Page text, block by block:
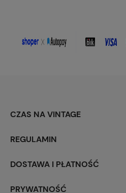
CZAS NA VINTAGE
REGULAMIN
DOSTAWA I PŁATNOŚĆ
PRYWATNOŚĆ